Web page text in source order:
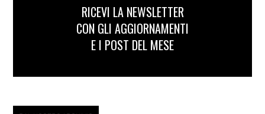
RICEVI LA NEWSLETTER
CON GLI AGGIORNAMENTI
E I POST DEL MESE